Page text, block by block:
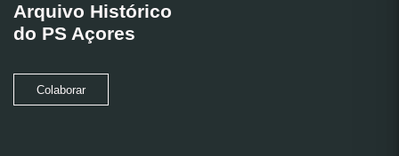
Arquivo Histórico
do PS Açores
Colaborar